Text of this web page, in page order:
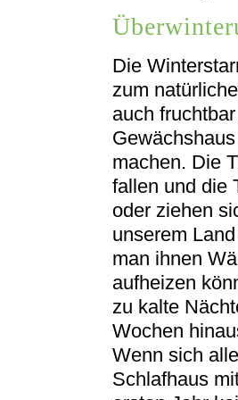
Die
zum
auch
machen. Die
fallen und die
oder ziehen
unserem
man ihnen
aufheizen
zu kalte
Wochen
Wenn sich
Schlafhaus